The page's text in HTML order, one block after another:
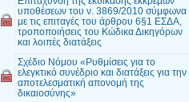
υποθέσεων του ν. 3869/2010 σύμφωνα
με τις επιταγές του άρθρου 6§1 ΕΣΔΑ,
τροποποιήσεις του Κώδικα Δικηγόρων
και λοιπές διατάξεις
Σχέδιο Νόμου «Ρυθμίσεις για το
ελεγκτικό συνέδριο και διατάξεις για την
αποτελεσματική απονομή της
δικαιοσύνης»